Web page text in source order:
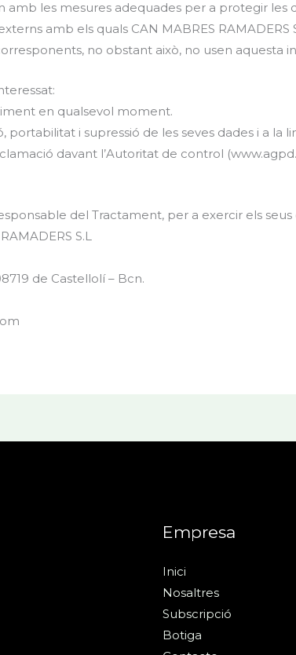
les mesures adequades per a protegir les
amb els quals CAN MABRES
no obstant això, no usen aquesta
en qualsevol moment.
portabilitat i supressió de les seves dades i a la
davant l’Autoritat de control
del Tractament, per a exercir els seus
S.L
de Castellolí – Bcn.
Empresa
Inici
Nosaltres
Subscripció
Botiga